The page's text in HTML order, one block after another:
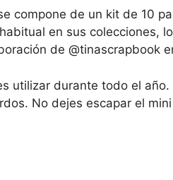
compone de un kit de 10
en sus colecciones,
de @tinascrapbook
utilizar durante todo el
No dejes escapar el